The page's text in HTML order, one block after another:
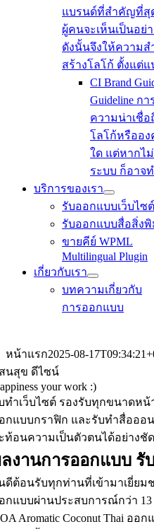
แบรนด์ที่สำคัญที่สุ
ผู้คนจะเห็นเป็นอย่
ดังนั้นจึงให้ความ
สร้างโลโก้ ตั้งแต่
CI Brand
Guideline ก
ความน่าเชื่อ
โลโก้หรืออง
ใด แต่หากไ
ระบบ ก็อา
บริการของเรา
รับออกแบบเว็บไซต์
รับออกแบบสื่อสิ่ง
ขายคีย์ WPML
Multilingual Plugin
เกี่ยวกับเรา
บทความเกี่ยวกับ
การออกแบบ
หน้าแรก2025-08-
นสุข ดีไซน์
your work :)
ทำเว็บไซต์ รองรับทุกขนาดห
กแบบกราฟิก และรับทำสื่ออ
ท้อนความเป็นตัวตนได้อย่างชั
งานการออกแบบ รั
ดีต้อนรับทุกท่านที่เข้ามาเยี่ย
กแบบผ่านประสบการณ์กว่า 13
Aromatic Coconut Thai อ